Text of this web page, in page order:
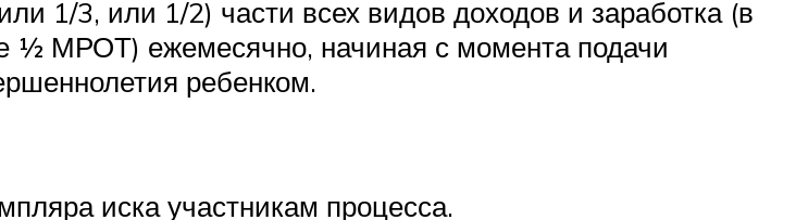
1/3, или 1/2) части всех видов доходов и заработка (в
½ МРОТ) ежемесячно, начиная с момента подачи
ребенком.
иска участникам процесса.